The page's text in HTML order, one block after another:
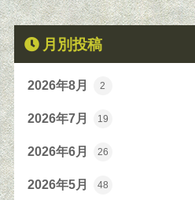
月別投稿
2026年8月 2
2026年7月 19
2026年6月 26
2026年5月 48